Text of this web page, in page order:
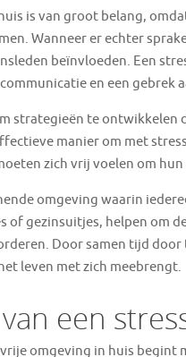
is van groot belang,
Wanneer er echter
beïnvloeden. Een
en een gebrek
strategieën te
manier om met
zich vrij voelen om
omgeving waarin
of gezinsuitjes, helpen om
Door samen tijd
leven met zich meebrengt.
een
omgeving in huis